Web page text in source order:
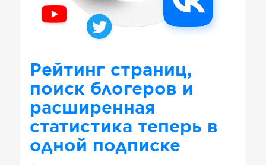
Рейтинг страниц,
поиск блогеров и
расширенная
статистика теперь в
одной подписке